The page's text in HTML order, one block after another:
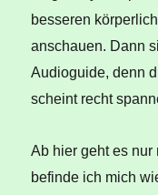
besseren
anschauen. Dann
Audioguide, denn
scheint recht
Ab hier geht es nur
befinde ich mich